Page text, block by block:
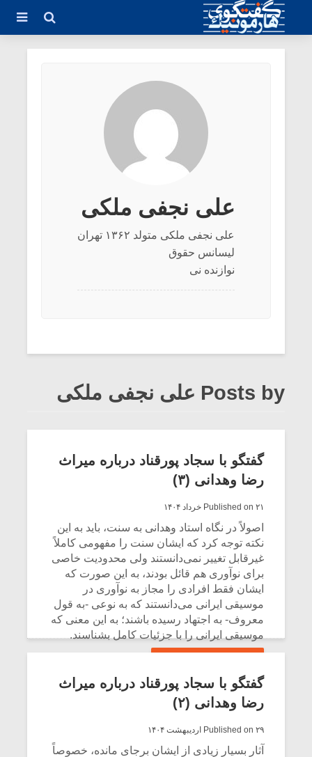
علی نجفی ملکی
علی نجفی ملکی متولد ۱۳۶۲ تهران
لیسانس حقوق
نوازنده نی
Posts by علی نجفی ملکی
گفتگو با سجاد پورقناد درباره میراث
رضا وهدانی (۳)
Published on ۲۱ خرداد ۱۴۰۴
اصولاً در نگاه استاد وهدانی به سنت، باید به این
نکته توجه کرد که ایشان سنت را مفهومی کاملاً
غیرقابل تغییر نمی‌دانستند ولی محدودیت خاصی
برای نوآوری هم قائل بودند، به این صورت که
ایشان فقط افرادی را مجاز به نوآوری در
موسیقی ایرانی می‌دانستند که به نوعی -به قول
معروف- به اجتهاد رسیده باشند؛ به این معنی که
موسیقی ایرانی را با جزئیات کامل بشناسند.
گفتگو با سجاد پورقناد درباره میراث
رضا وهدانی (۲)
Published on ۲۹ اردیبهشت ۱۴۰۴
آثار بسیار زیادی از ایشان برجای مانده، خصوصاً